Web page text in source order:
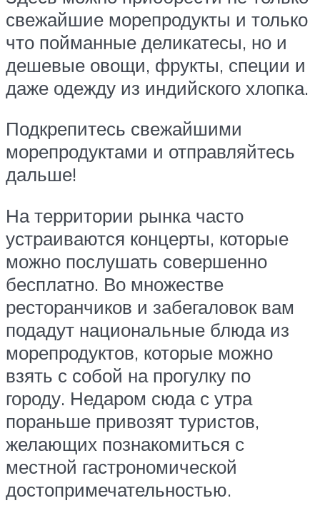
свежайшие морепродукты и только
что пойманные деликатесы, но и
дешевые овощи, фрукты, специи и
даже одежду из индийского хлопка.
Подкрепитесь свежайшими
морепродуктами и отправляйтесь
дальше!
На территории рынка часто
устраиваются концерты, которые
можно послушать совершенно
бесплатно. Во множестве
ресторанчиков и забегаловок вам
подадут национальные блюда из
морепродуктов, которые можно
взять с собой на прогулку по
городу. Недаром сюда с утра
пораньше привозят туристов,
желающих познакомиться с
местной гастрономической
достопримечательностью.